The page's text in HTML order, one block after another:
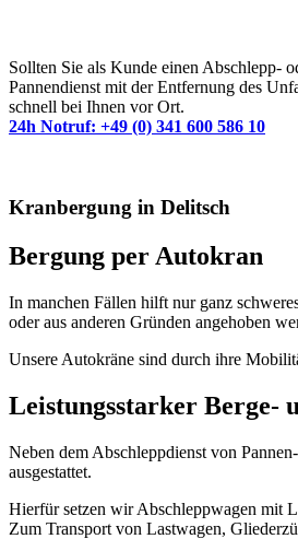
Sollten Sie als Kunde einen Abschlepp-
Pannendienst mit der Entfernung des
schnell bei Ihnen vor Ort.
24h Notruf: +49 (0) 341 600 586 10
Kranbergung in Delitsch
Bergung per Autokran
In manchen Fällen hilft nur ganz
oder aus anderen Gründen angehoben
Unsere Autokräne sind durch ihre
Leistungsstarker Berge-
Neben dem Abschleppdienst von
ausgestattet.
Hierfür setzen wir Abschleppwagen mit
Zum Transport von Lastwagen,